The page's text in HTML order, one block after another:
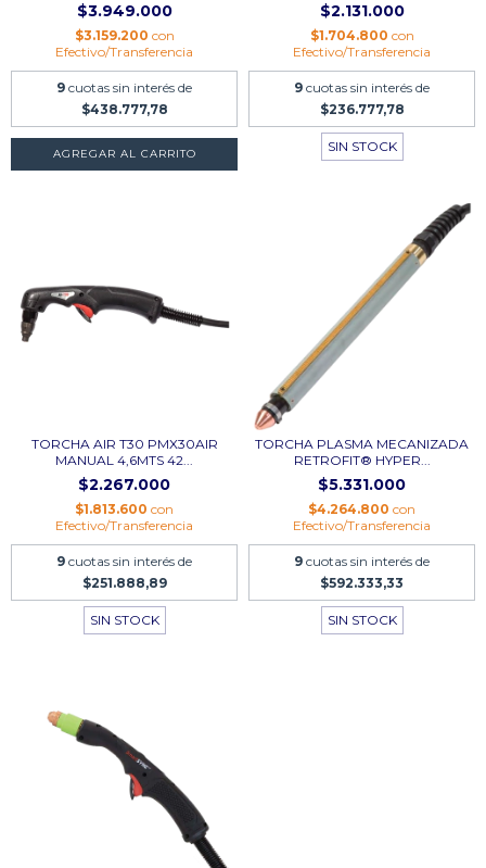
$3.949.000
$3.159.200 con
Efectivo/Transferencia
9 cuotas sin interés de
$438.777,78
AGREGAR AL CARRITO
$2.131.000
$1.704.800 con
Efectivo/Transferencia
9 cuotas sin interés de
$236.777,78
SIN STOCK
TORCHA AIR T30 PMX30AIR
MANUAL 4,6MTS 42...
$2.267.000
$1.813.600 con
Efectivo/Transferencia
9 cuotas sin interés de
$251.888,89
SIN STOCK
TORCHA PLASMA MECANIZADA
RETROFIT® HYPER...
$5.331.000
$4.264.800 con
Efectivo/Transferencia
9 cuotas sin interés de
$592.333,33
SIN STOCK